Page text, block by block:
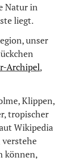
Natur in
liegt.
unser
Archipel,
Klippen,
tropischer
Wikipedia
verstehe
können,